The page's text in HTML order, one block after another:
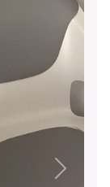
Suivant